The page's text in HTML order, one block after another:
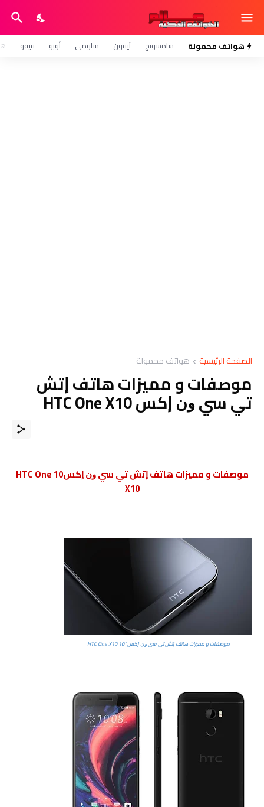
هواتف محمولة سامسونج آيفون شاومي أوبو فيفو
الصفحة الرئيسية هواتف محمولة
موصفات و مميزات هاتف ﺇﺗﺶ
ﺗﻲ ﺳﻲ ﻭﻥ ﺇﻛﺲ HTC One X10
موصفات و مميزات هاتف ﺇﺗﺶ ﺗﻲ ﺳﻲ ﻭﻥ ﺇﻛﺲ10 HTC One
X10
موصفات و مميزات هاتف ﺇﺗﺶ ﺗﻲ ﺳﻲ ﻭﻥ ﺇﻛﺲ ”10 HTC One X10